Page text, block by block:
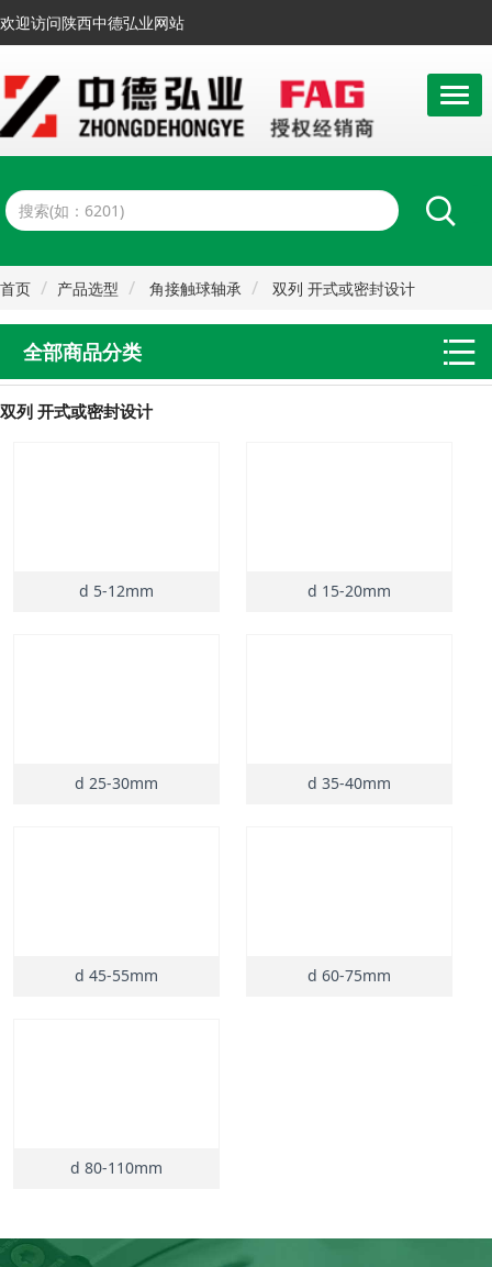
欢迎访问陕西中德弘业网站
首页 产品选型 角接触球轴承 双列 开式或密封设计
全部商品分类
双列 开式或密封设计
d 5-12mm d 15-20mm
d 25-30mm d 35-40mm
d 45-55mm d 60-75mm
d 80-110mm